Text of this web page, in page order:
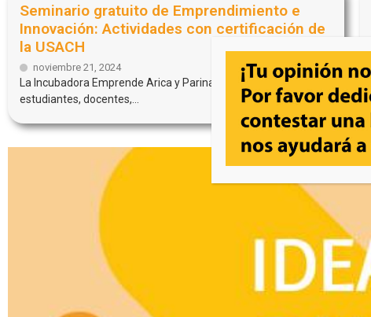
Seminario gratuito de Emprendimiento e
Innovación: Actividades con certificación de
la USACH
noviembre 21, 2024
La Incubadora Emprende Arica y Parinacota invita a
estudiantes, docentes,...